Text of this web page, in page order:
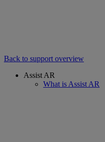
Back to support overview
Assist AR
What is Assist AR